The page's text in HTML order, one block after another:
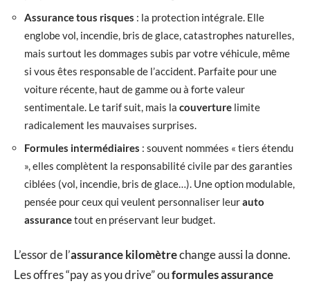
Assurance tous risques : la protection intégrale. Elle
englobe vol, incendie, bris de glace, catastrophes naturelles,
mais surtout les dommages subis par votre véhicule, même
si vous êtes responsable de l’accident. Parfaite pour une
voiture récente, haut de gamme ou à forte valeur
sentimentale. Le tarif suit, mais la couverture limite
radicalement les mauvaises surprises.
Formules intermédiaires : souvent nommées « tiers étendu
», elles complètent la responsabilité civile par des garanties
ciblées (vol, incendie, bris de glace…). Une option modulable,
pensée pour ceux qui veulent personnaliser leurauto
assurancetout en préservant leur budget.
L’essor de l’assurance kilomètrechange aussi la donne.
Les offres “pay as you drive” ouformules assurance